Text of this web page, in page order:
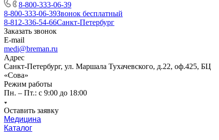
8-800-333-06-39
8-800-333-06-39Звонок бесплатный
8-812-336-54-66Санкт-Петербург
Заказать звонок
E-mail
medi@breman.ru
Адрес
Санкт-Петербург, ул. Маршала Тухачевского, д.22, оф.425, БЦ
«Сова»
Режим работы
Пн. – Пт.: с 9:00 до 18:00
Оставить заявку
Медицина
Каталог